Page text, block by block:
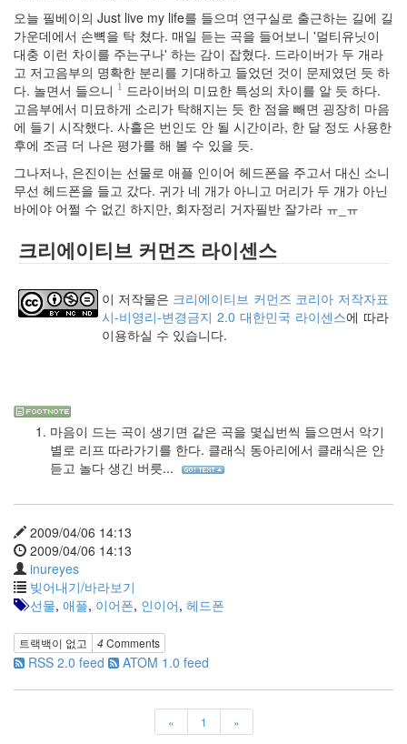
오늘 필베이의 Just live my life를 들으며 연구실로 출근하는 길에 길
가운데에서 손뼉을 탁 쳤다. 매일 듣는 곡을 들어보니 '멀티유닛이
대충 이런 차이를 주는구나' 하는 감이 잡혔다. 드라이버가 두 개라
고 저고음부의 명확한 분리를 기대하고 들었던 것이 문제였던 듯 하
다. 놀면서 들으니
1
드라이버의 미묘한 특성의 차이를 알 듯 하다.
고음부에서 미묘하게 소리가 탁해지는 듯 한 점을 빼면 굉장히 마음
에 들기 시작했다. 사흘은 번인도 안 될 시간이라, 한 달 정도 사용한
후에 조금 더 나은 평가를 해 볼 수 있을 듯.
그나저나, 은진이는 선물로 애플 인이어 헤드폰을 주고서 대신 소니
무선 헤드폰을 들고 갔다. 귀가 네 개가 아니고 머리가 두 개가 아닌
바에야 어쩔 수 없긴 하지만, 회자정리 거자필반 잘가라 ㅠ_ㅠ
크리에이티브 커먼즈 라이센스
이 저작물은 크리에이티브 커먼즈 코리아 저작자표
시-비영리-변경금지 2.0 대한민국 라이센스에 따라
이용하실 수 있습니다.
마음이 드는 곡이 생기면 같은 곡을 몇십번씩 들으면서 악기
별로 리프 따라가기를 한다. 클래식 동아리에서 클래식은 안
듣고 놀다 생긴 버릇...
2009/04/06 14:13
2009/04/06 14:13
inureyes
빚어내기/바라보기
선물, 애플, 이어폰, 인이어, 헤드폰
트랙백이 없고 4Comments
RSS 2.0 feed ATOM 1.0 feed
« 1 »
어
계,
변
화,
슬
로
우
뉴
스
기
술,
상,
속
관
심
그
정
비
도
우
8
의
사
자
인